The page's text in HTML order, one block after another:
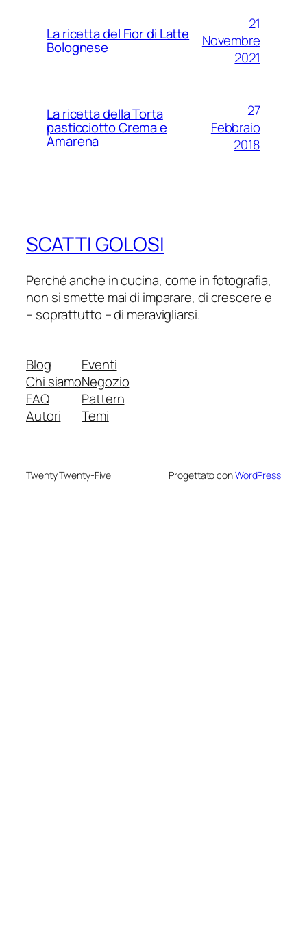
La ricetta del Fior di Latte
Bolognese
21
Novembre
2021
La ricetta della Torta
pasticciotto Crema e
Amarena
27
Febbraio
2018
SCATTI GOLOSI
Perché anche in cucina, come in fotografia,
non si smette mai di imparare, di crescere e
– soprattutto – di meravigliarsi.
Blog
Chi siamo
FAQ
Autori
Eventi
Negozio
Pattern
Temi
Twenty Twenty-Five Progettato conWordPress